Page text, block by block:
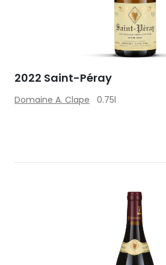
2022 Saint-Péray
Domaine A. Clape 0.75l